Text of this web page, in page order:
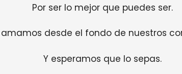
Por ser lo mejor que puedes ser.
amamos desde el fondo de nuestros
Y esperamos que lo sepas.